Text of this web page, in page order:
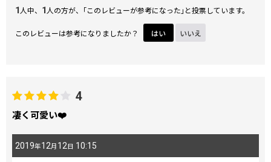
1人中、 1人の方が、｢このレビューが参考になった｣と投票しています。
このレビューは参考になりましたか？ はい いいえ
4
凄く可愛い❤️
2019年12月 12日 10:15